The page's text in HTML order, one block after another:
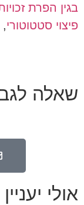
בגין הפרת
פיצוי סטטוטורי,
שאלה
אולי